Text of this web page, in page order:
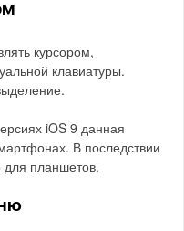
курсором,
клавиатуры.
iOS 9 данная
В последствии
для планшетов.